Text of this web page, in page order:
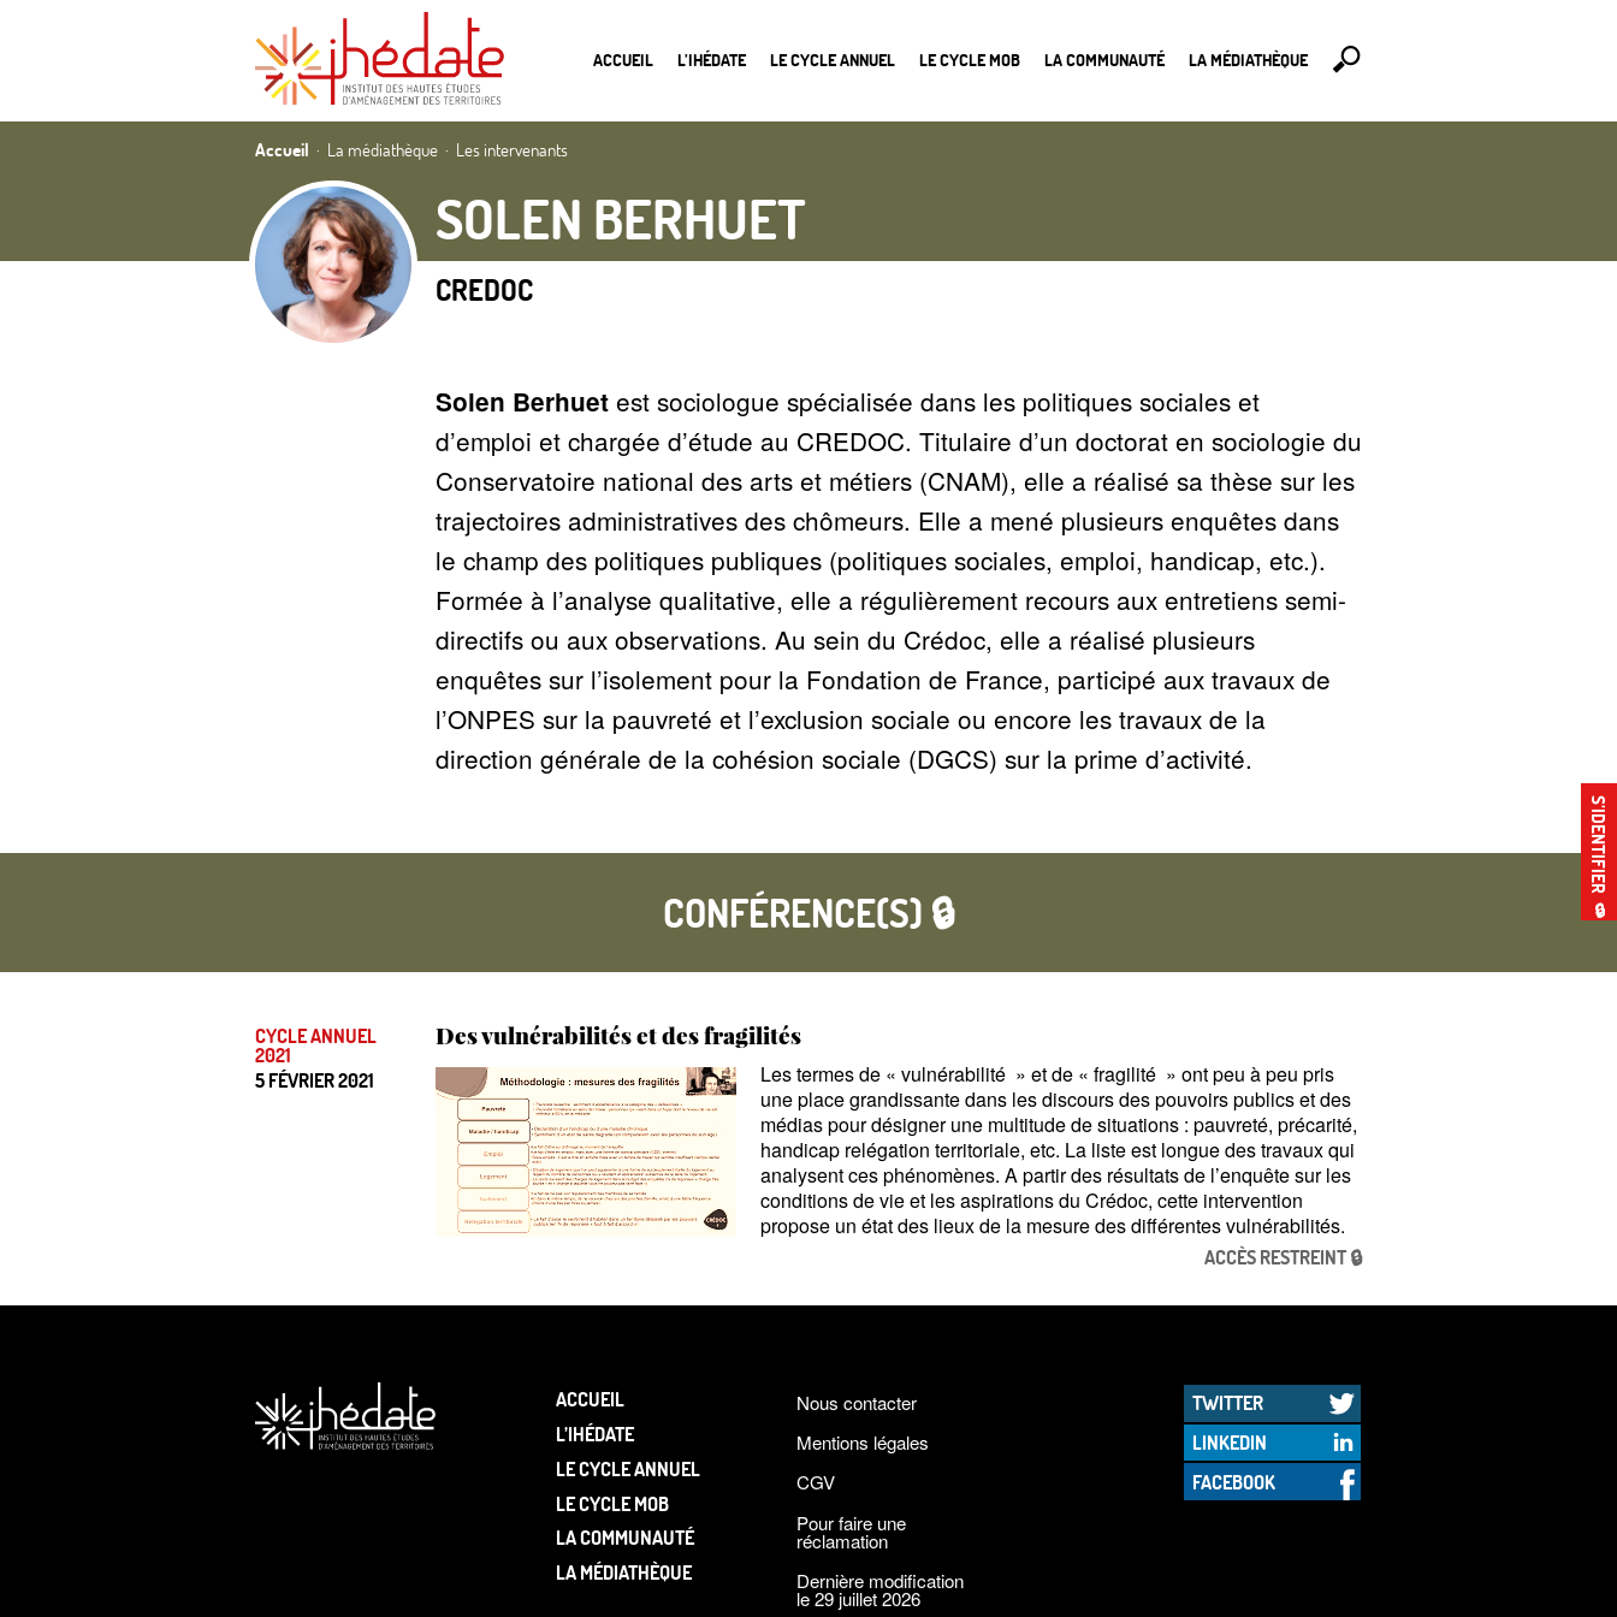
ACCUEIL L’IHÉDATE LE CYCLE ANNUEL LE CYCLE MOB LA COMMUNAUTÉ LA MÉDIATHÈQUE
S’IDENTIFIER
🔒
Accueil La médiathèque Les intervenants
SOLEN BERHUET
CREDOC
Solen Berhuet est sociologue spécialisée dans les politiques sociales et
d’emploi et chargée d’étude au CREDOC. Titulaire d’un doctorat en sociologie du
Conservatoire national des arts et métiers (CNAM), elle a réalisé sa thèse sur les
trajectoires administratives des chômeurs. Elle a mené plusieurs enquêtes dans
le champ des politiques publiques (politiques sociales, emploi, handicap, etc.).
Formée à l’analyse qualitative, elle a régulièrement recours aux entretiens semi-
directifs ou aux observations. Au sein du Crédoc, elle a réalisé plusieurs
enquêtes sur l’isolement pour la Fondation de France, participé aux travaux de
l’ONPES sur la pauvreté et l’exclusion sociale ou encore les travaux de la
direction générale de la cohésion sociale (DGCS) sur la prime d’activité.
CONFÉRENCE(S) 🔒
CYCLE ANNUEL
2021
5 FÉVRIER 2021
Des vulnérabilités et des fragilités
Les termes de « vulnérabilité » et de « fragilité » ont peu à peu pris
une place grandissante dans les discours des pouvoirs publics et des
médias pour désigner une multitude de situations : pauvreté, précarité,
handicap relégation territoriale, etc. La liste est longue des travaux qui
analysent ces phénomènes. A partir des résultats de l’enquête sur les
conditions de vie et les aspirations du Crédoc, cette intervention
propose un état des lieux de la mesure des différentes vulnérabilités.
ACCÈS RESTREINT 🔒
ACCUEIL
L’IHÉDATE
LE CYCLE ANNUEL
LE CYCLE MOB
LA COMMUNAUTÉ
LA MÉDIATHÈQUE
Nous contacter
Mentions légales
CGV
Pour faire une
réclamation
Dernière modification
le 29 juillet 2026
TWITTER
LINKEDIN
FACEBOOK